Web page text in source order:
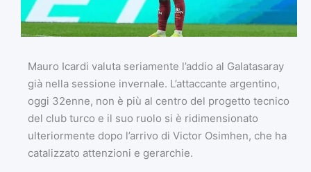
Mauro Icardi valuta seriamente l’addio al Galatasaray
già nella sessione invernale. L’attaccante argentino,
oggi 32enne, non è più al centro del progetto tecnico
del club turco e il suo ruolo si è ridimensionato
ulteriormente dopo l’arrivo di Victor Osimhen, che ha
catalizzato attenzioni e gerarchie.